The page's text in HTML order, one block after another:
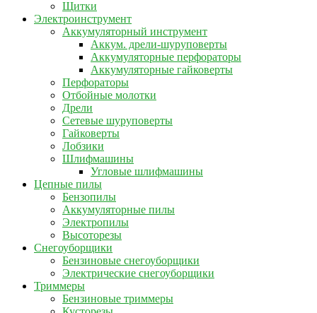
Щитки
Электроинструмент
Аккумуляторный инструмент
Аккум. дрели-шуруповерты
Аккумуляторные перфораторы
Аккумуляторные гайковерты
Перфораторы
Отбойные молотки
Дрели
Сетевые шуруповерты
Гайковерты
Лобзики
Шлифмашины
Угловые шлифмашины
Цепные пилы
Бензопилы
Аккумуляторные пилы
Электропилы
Высоторезы
Снегоуборщики
Бензиновые снегоуборщики
Электрические снегоуборщики
Триммеры
Бензиновые триммеры